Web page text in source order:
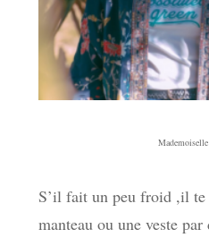
S’il fait un peu froid ,il
manteau ou une veste par